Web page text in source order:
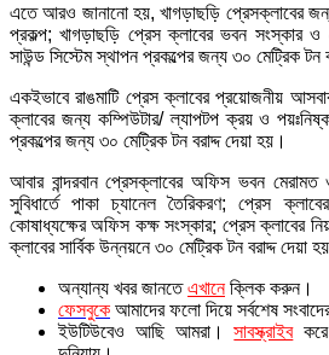
এতে আরও জানানো হয়, খাগড়াছড়ি প্রেসক্লাবের
প্রকল্প; খাগড়াছড়ি প্রেস ক্লাবের ভবন সংস্কার ও
সাউন্ড সিস্টেম স্থাপন প্রকল্পের জন্য ৩০ মেট্রিক টন
একইভাবে রাঙমাটি প্রেস ক্লাবের প্রয়োজনীয়
ক্লাবের জন্য কম্পিউটার/ ল্যাপটপ ক্রয় ও
প্রকল্পের জন্য ৩০ মেট্রিক টন বরাদ্দ দেয়া হয়।
আবার বান্দরবান প্রেসক্লাবের অফিস ভবন মেরামত
সুবিধার্তে পাকা চ্যানেল তৈরিকরণ; প্রেস
কোষাধ্যক্ষের অফিস কক্ষ সংস্কার; প্রেস ক্লাবের
ক্লাবের সার্বিক উন্নয়নে ৩০ মেট্রিক টন বরাদ্দ দেয়া
অন্যান্য খবর জানতে এখানে ক্লিক করুন।
ফেসবুকে আমাদের ফলো দিয়ে সর্বশেষ
ইউটিউবেও আছি আমরা।
সাবস্ক্রাইব